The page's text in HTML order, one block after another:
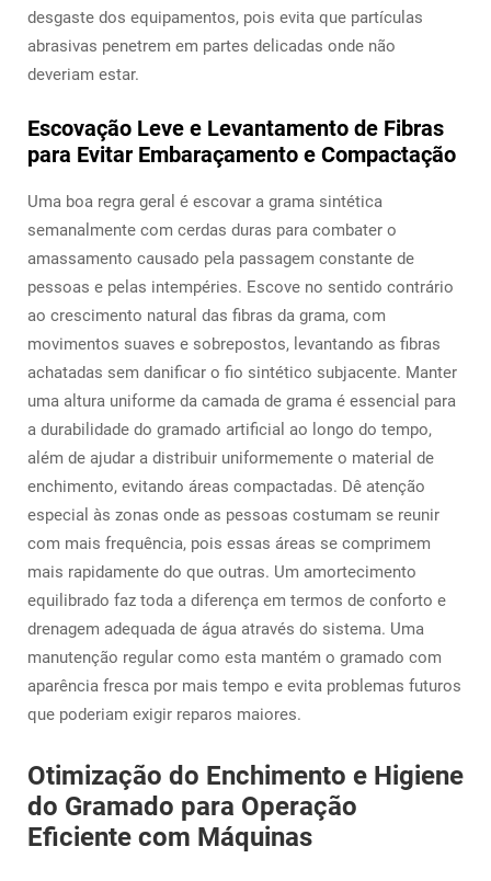
desgaste dos equipamentos, pois evita que partículas
abrasivas penetrem em partes delicadas onde não
deveriam estar.
Escovação Leve e Levantamento de Fibras
para Evitar Embaraçamento e Compactação
Uma boa regra geral é escovar a grama sintética
semanalmente com cerdas duras para combater o
amassamento causado pela passagem constante de
pessoas e pelas intempéries. Escove no sentido contrário
ao crescimento natural das fibras da grama, com
movimentos suaves e sobrepostos, levantando as fibras
achatadas sem danificar o fio sintético subjacente. Manter
uma altura uniforme da camada de grama é essencial para
a durabilidade do gramado artificial ao longo do tempo,
além de ajudar a distribuir uniformemente o material de
enchimento, evitando áreas compactadas. Dê atenção
especial às zonas onde as pessoas costumam se reunir
com mais frequência, pois essas áreas se comprimem
mais rapidamente do que outras. Um amortecimento
equilibrado faz toda a diferença em termos de conforto e
drenagem adequada de água através do sistema. Uma
manutenção regular como esta mantém o gramado com
aparência fresca por mais tempo e evita problemas futuros
que poderiam exigir reparos maiores.
Otimização do Enchimento e Higiene
do Gramado para Operação
Eficiente com Máquinas